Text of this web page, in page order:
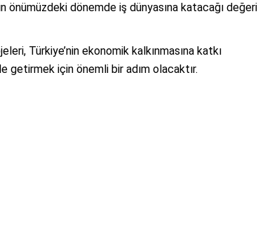
önümüzdeki dönemde iş dünyasına katacağı değeri
Türkiye’nin ekonomik kalkınmasına katkı
getirmek için önemli bir adım olacaktır.